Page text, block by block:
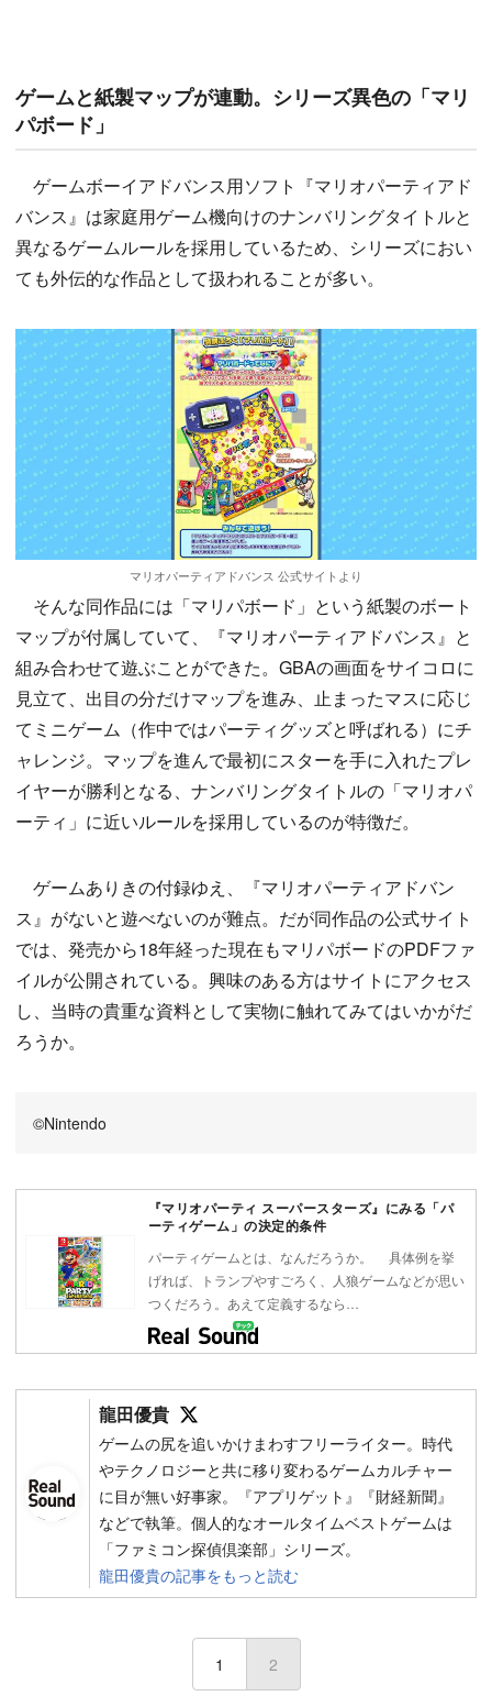
ゲームと紙製マップが連動。シリーズ異色の「マリ
パボード」
ゲームボーイアドバンス用ソフト『マリオパーティアド
バンス』は家庭用ゲーム機向けのナンバリングタイトルと
異なるゲームルールを採用しているため、シリーズにおい
ても外伝的な作品として扱われることが多い。
マリオパーティアドバンス 公式サイトより
そんな同作品には「マリパボード」という紙製のボート
マップが付属していて、『マリオパーティアドバンス』と
組み合わせて遊ぶことができた。GBAの画面をサイコロに
見立て、出目の分だけマップを進み、止まったマスに応じ
てミニゲーム（作中ではパーティグッズと呼ばれる）にチ
ャレンジ。マップを進んで最初にスターを手に入れたプレ
イヤーが勝利となる、ナンバリングタイトルの「マリオパ
ーティ」に近いルールを採用しているのが特徴だ。
ゲームありきの付録ゆえ、『マリオパーティアドバン
ス』がないと遊べないのが難点。だが同作品の公式サイト
では、発売から18年経った現在もマリパボードのPDFファ
イルが公開されている。興味のある方はサイトにアクセス
し、当時の貴重な資料として実物に触れてみてはいかがだ
ろうか。
©Nintendo
『マリオパーティ スーパースターズ』にみる「パ
ーティゲーム」の決定的条件
パーティゲームとは、なんだろうか。 具体例を挙
げれば、トランプやすごろく、人狼ゲームなどが思い
つくだろう。あえて定義するなら…
龍田優貴
ゲームの尻を追いかけまわすフリーライター。時代
やテクノロジーと共に移り変わるゲームカルチャー
に目が無い好事家。『アプリゲット』『財経新聞』
などで執筆。個人的なオールタイムベストゲームは
「ファミコン探偵倶楽部」シリーズ。
龍田優貴の記事をもっと読む
1 2